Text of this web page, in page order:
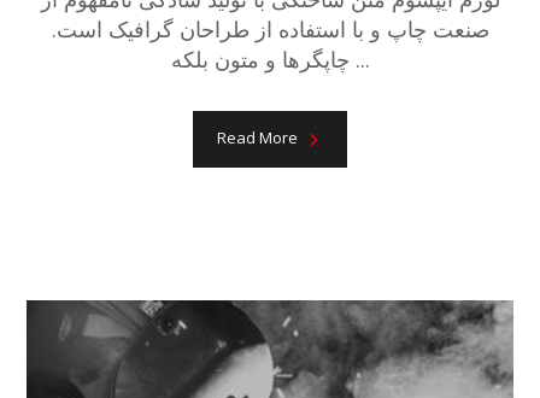
صنعت چاپ و با استفاده از طراحان گرافیک است.
چاپگرها و متون بلکه ...
Read More